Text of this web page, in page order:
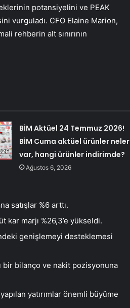
potansiyelini ve PEAK
vurguladı. CFO Elaine Marion,
rehberin alt sınırının
BİM Aktüel 24 Temmuz 2026!
BİM Cuma aktüel ürünler neler
var, hangi ürünler indirimde?
Ağustos 6, 2026
satışlar %6 arttı.
marjı %26,3’e yükseldi.
genişlemeyi desteklemesi
bir bilanço ve nakit pozisyonuna
yatırımlar önemli büyüme